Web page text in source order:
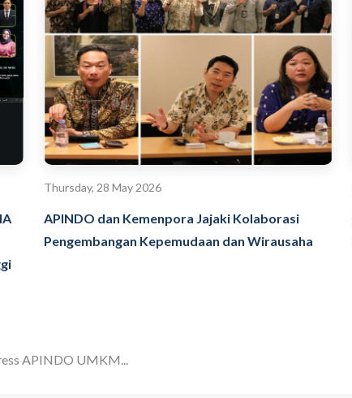
Thursday, 28 May 2026
APINDO dan Kemenpora Jajaki Kolaborasi
Pengembangan Kepemudaan dan Wirausaha
APINDO UMKM...